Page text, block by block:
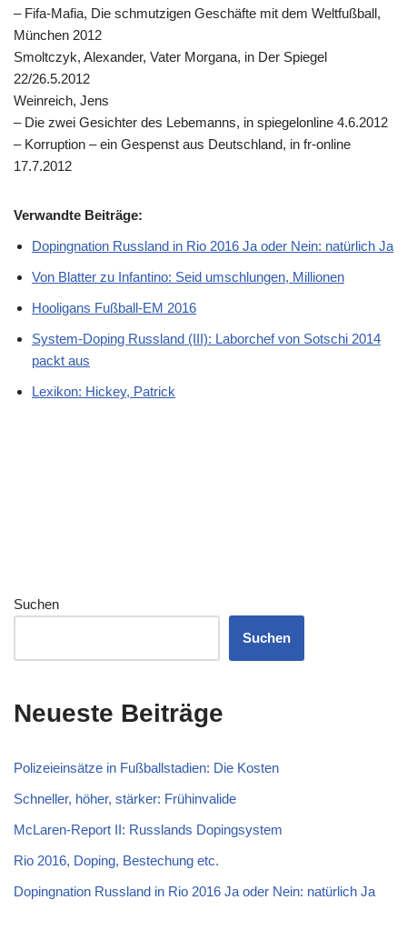
– Fifa-Mafia, Die schmutzigen Geschäfte mit dem Weltfußball,
München 2012
Smoltczyk, Alexander, Vater Morgana, in Der Spiegel
22/26.5.2012
Weinreich, Jens
– Die zwei Gesichter des Lebemanns, in spiegelonline 4.6.2012
– Korruption – ein Gespenst aus Deutschland, in fr-online
17.7.2012
Verwandte Beiträge:
Dopingnation Russland in Rio 2016 Ja oder Nein: natürlich Ja
Von Blatter zu Infantino: Seid umschlungen, Millionen
Hooligans Fußball-EM 2016
System-Doping Russland (III): Laborchef von Sotschi 2014
packt aus
Lexikon: Hickey, Patrick
Suchen
Suchen
Neueste Beiträge
Polizeieinsätze in Fußballstadien: Die Kosten
Schneller, höher, stärker: Frühinvalide
McLaren-Report II: Russlands Dopingsystem
Rio 2016, Doping, Bestechung etc.
Dopingnation Russland in Rio 2016 Ja oder Nein: natürlich Ja